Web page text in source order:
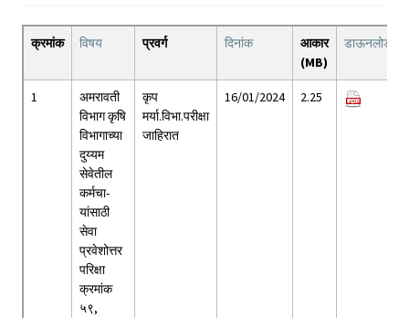
क्रमांक विषय प्रवर्ग दिनांक
आकार
(MB)
डाऊनलोड
1
अमरावती
विभाग कृषि
विभागाच्या
दुय्यम
सेवेतील
कर्मचा-
यांसाठी
सेवा
प्रवेशोत्तर
परिक्षा
क्रमांक
५९,
कृप
मर्या.विभा.परीक्षा
जाहिरात
16/01/2024 2.25